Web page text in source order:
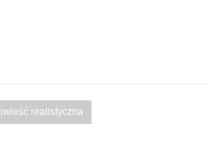
realistyczna